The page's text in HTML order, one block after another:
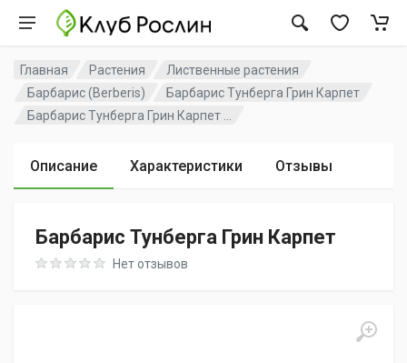
Главная Растения
Лиственные растения
Барбарис (Berberis)
Барбарис Тунберга Грин Карпет
Барбарис Тунберга Грин Карпет ...
Описание Характеристики Отзывы
Барбарис Тунберга Грин Карпет
Rating: 0 out of 5Нет отзывов